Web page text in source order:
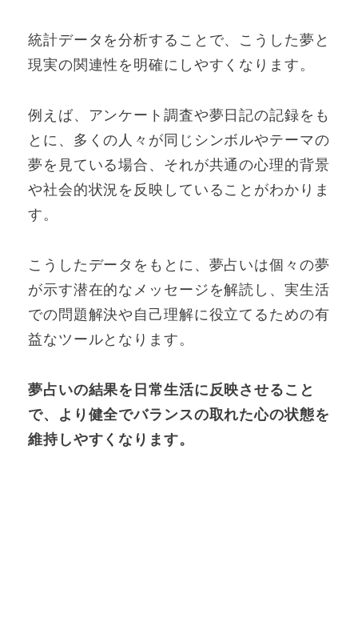
統計データを分析することで、こうした夢と
現実の関連性を明確にしやすくなります。
例えば、アンケート調査や夢日記の記録をも
とに、多くの人々が同じシンボルやテーマの
夢を見ている場合、それが共通の心理的背景
や社会的状況を反映していることがわかりま
す。
こうしたデータをもとに、夢占いは個々の夢
が示す潜在的なメッセージを解読し、実生活
での問題解決や自己理解に役立てるための有
益なツールとなります。
夢占いの結果を日常生活に反映させること
で、より健全でバランスの取れた心の状態を
維持しやすくなります。